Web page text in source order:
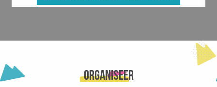
OrganiseerHET STATION